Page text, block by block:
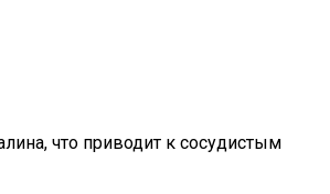
что приводит к сосудистым